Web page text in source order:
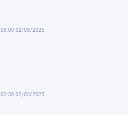
03:00 02/03/2025
02:30 02/03/2025